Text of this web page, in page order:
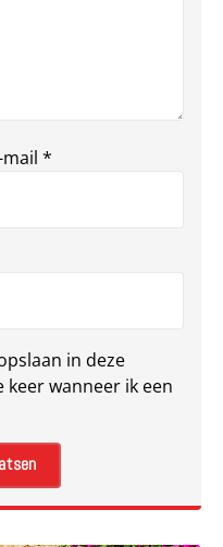
mail *
in deze
wanneer ik een